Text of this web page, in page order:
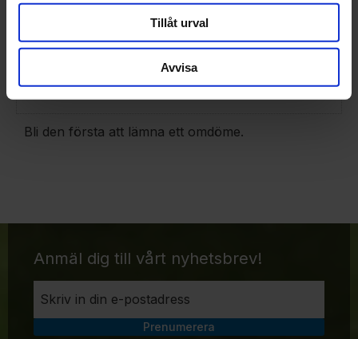
Tillåt urval
Avvisa
Bli den första att lämna ett omdöme.
Anmäl dig till vårt nyhetsbrev!
Prenumerera